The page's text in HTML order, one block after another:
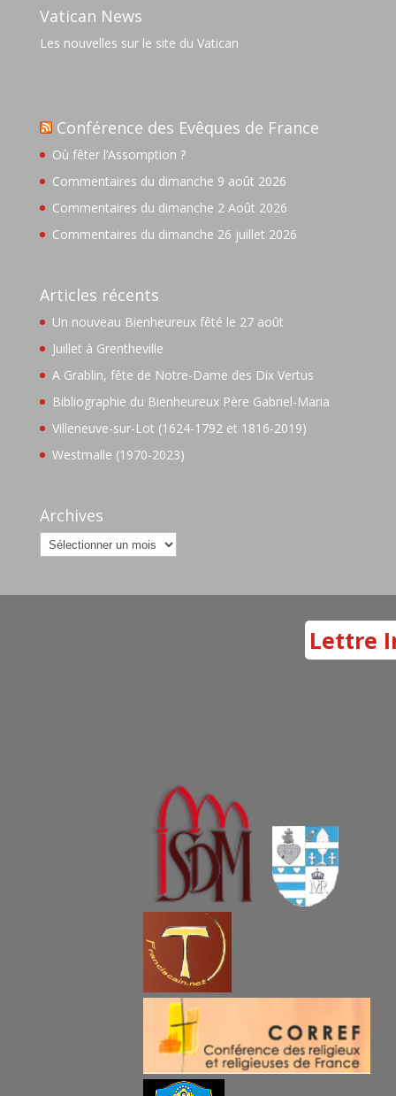
Vatican News
Les nouvelles sur le site du Vatican
Conférence des Evêques de France
Où fêter l’Assomption ?
Commentaires du dimanche 9 août 2026
Commentaires du dimanche 2 Août 2026
Commentaires du dimanche 26 juillet 2026
Articles récents
Un nouveau Bienheureux fêté le 27 août
Juillet à Grentheville
A Grablin, fête de Notre-Dame des Dix Vertus
Bibliographie du Bienheureux Père Gabriel-Maria
Villeneuve-sur-Lot (1624-1792 et 1816-2019)
Westmalle (1970-2023)
Archives
Archives
Lettre